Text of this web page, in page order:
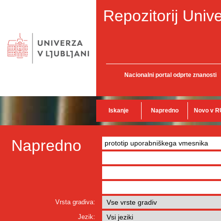
Repozitorij
Nacionalni portal odprte znanosti
Iskanje Napredno Novo v
Napredno
Vrsta gradiva:
Jezik: